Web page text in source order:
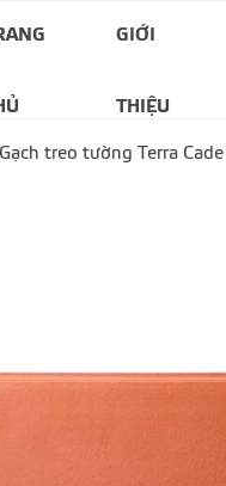
GIỚI
THIỆU
Gạch treo tường Terra Cade